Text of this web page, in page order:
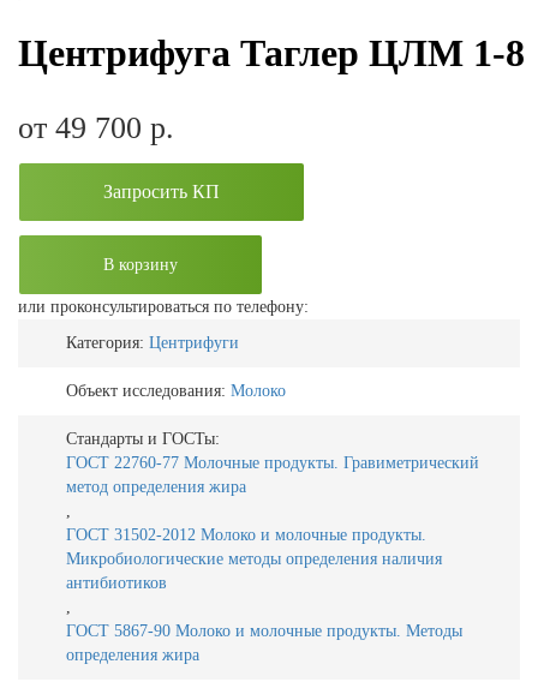
Центрифуга Таглер ЦЛМ 1-8
от 49 700 р.
Запросить КП
В корзину
или проконсультироваться по телефону:
Категория: Центрифуги
Объект исследования: Молоко
Стандарты и ГОСТы:
ГОСТ 22760-77 Молочные продукты. Гравиметрический
метод определения жира
ГОСТ 31502-2012 Молоко и молочные продукты.
Микробиологические методы определения наличия
антибиотиков
ГОСТ 5867-90 Молоко и молочные продукты. Методы
определения жира